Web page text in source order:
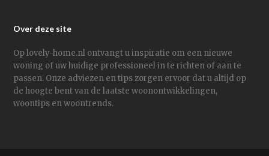
Over deze site
Op lovely-home.nl ontvangt u inspiratie om een nieuwe
woning of uw huidige professioneel in te richten of aan te
passen. Onze adviezen en tips zorgen ervoor dat u altijd op
de hoogte bent van de laatste woonontwikkelingen,
woontips en woontrends.